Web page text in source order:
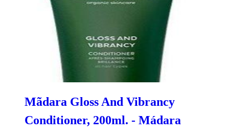
Mãdara Gloss And Vibrancy
Conditioner, 200ml. - Mádara